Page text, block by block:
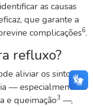
as causas
que garante a
complicações6.
refluxo?
aliviar os sintomas
— especialmente
e queimação3 —,